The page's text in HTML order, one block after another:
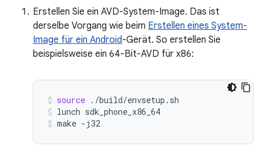
Erstellen Sie ein AVD-System-Image. Das ist
derselbe Vorgang wie beim Erstellen eines System-
Image für ein Android-Gerät. So erstellen Sie
beispielsweise ein 64-Bit-AVD für x86:
source ./build/envsetup.sh
lunch sdk_phone_x86_64
make -j32